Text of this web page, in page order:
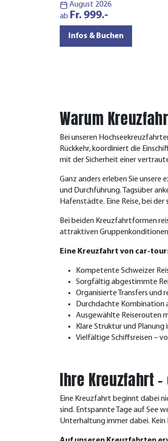
August 2026
ab Fr. 999.-
Infos & Buchen
Warum
Bei unseren
Rückkehr, koordiniert die
mit der Sicherheit einer
Ganz anders erleben Sie unsere
und Durchführung. Tagsüber
Hafenstädte. Eine Reise, bei
Bei beiden Kreuzfahrtformen
attraktiven Gruppenkonditionen
Eine Kreuzfahrt von car-
Kompetente Schweizer
Sorgfältig abgestimmte
Organisierte Transfers und
Durchdachte Kombination
Ausgewählte Reiserouten
Klare Struktur und
Vielfältige Schiffsreisen –
Ihre Kreuzfahrt
Eine Kreuzfahrt beginnt dabei
sind. Entspannte Tage auf See
Unterhaltung immer dabei.